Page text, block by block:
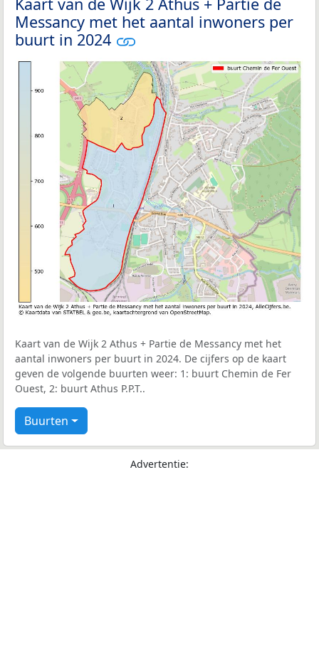
Messancy met het aantal inwoners per
buurt in 2024
Kaart van de Wijk 2 Athus + Partie de Messancy met het
aantal inwoners per buurt in 2024. De cijfers op de kaart
geven de volgende buurten weer: 1: buurt Chemin de Fer
Ouest, 2: buurt Athus P.P.T..
Buurten
Advertentie: